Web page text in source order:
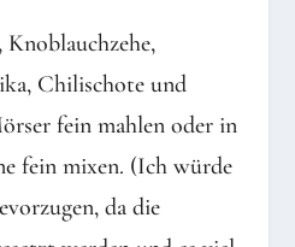
Chilischote und
fein mahlen oder in
fein mixen. (Ich würde
da die